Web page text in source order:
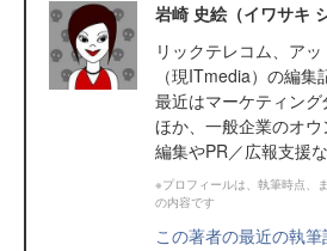
岩崎 史絵（イワサキ
リックテレコム、ア
（現ITmedia）の編集
最近はマーケティン
ほか、一般企業のオウ
編集やPR／広報支援
※プロフィールは、執筆時点、
の内容です
この著者の最近の執筆